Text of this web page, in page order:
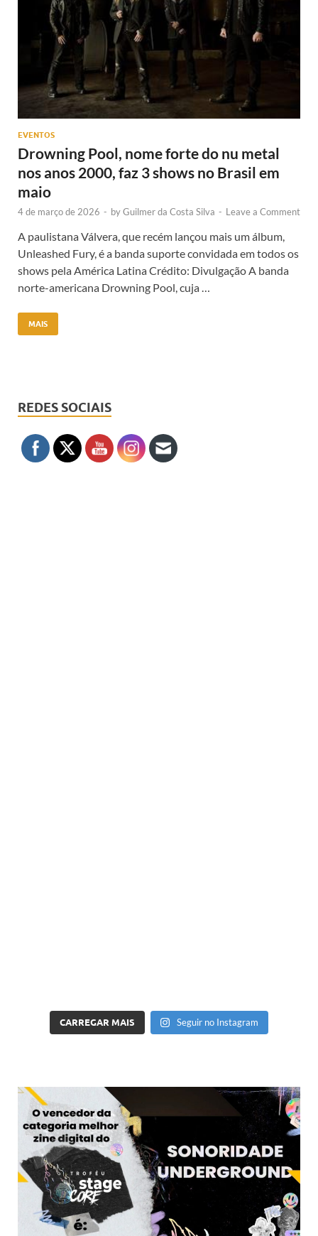
EVENTOS
Drowning Pool, nome forte do nu metal
nos anos 2000, faz 3 shows no Brasil em
maio
4 de março de 2026 - byGuilmer da Costa Silva - Leave a Comment
A paulistana Válvera, que recém lançou mais um álbum,
Unleashed Fury, é a banda suporte convidada em todos os
shows pela América Latina Crédito: Divulgação A banda
norte-americana Drowning Pool, cuja …
MAIS
REDES SOCIAIS
CARREGAR MAIS Seguir no Instagram